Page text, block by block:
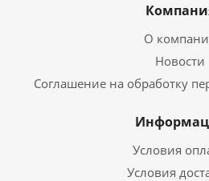
О
Новости
Соглашение на обработку
Условия
Условия